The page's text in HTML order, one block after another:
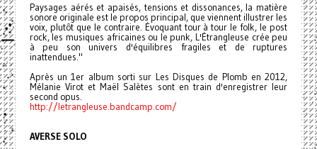
Paysages aérés et apaisés, tensions et dissonances, la matière
sonore originale est le propos principal, que viennent illustrer les
voix, plutôt que le contraire. Évoquant tour à tour le folk, le post
rock, les musiques africaines ou le punk, L'Étrangleuse crée peu
à peu son univers d'équilibres fragiles et de ruptures
inattendues."
Après un 1er album sorti sur Les Disques de Plomb en 2012,
Mélanie Virot et Maël Salètes sont en train d'enregistrer leur
second opus.
http://letrangleuse.bandcamp.com/
AVERSE SOLO